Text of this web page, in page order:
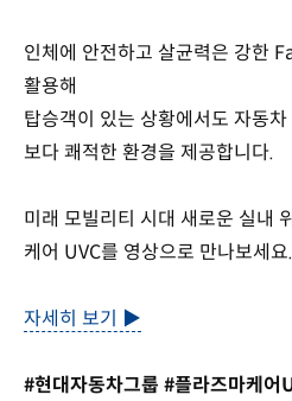
인체에 안전하고 살균력은 강한
활용해
탑승객이 있는 상황에서도 자동
보다 쾌적한 환경을 제공합니다.
미래 모빌리티 시대 새로운 실내
케어 UVC를 영상으로 만나보세요.
자세히 보기 ▶
#현대자동차그룹 #플라즈마케어